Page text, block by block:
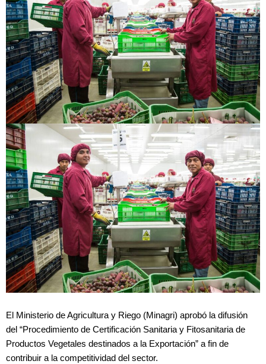
El Ministerio de Agricultura y Riego (Minagri) aprobó la difusión
del “Procedimiento de Certificación Sanitaria y Fitosanitaria de
Productos Vegetales destinados a la Exportación” a fin de
contribuir a la competitividad del sector.